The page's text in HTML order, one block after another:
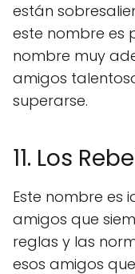
están
este nombre es
nombre muy
amigos
superarse.
11. Los
Este nombre es
amigos que
reglas y las
esos amigos